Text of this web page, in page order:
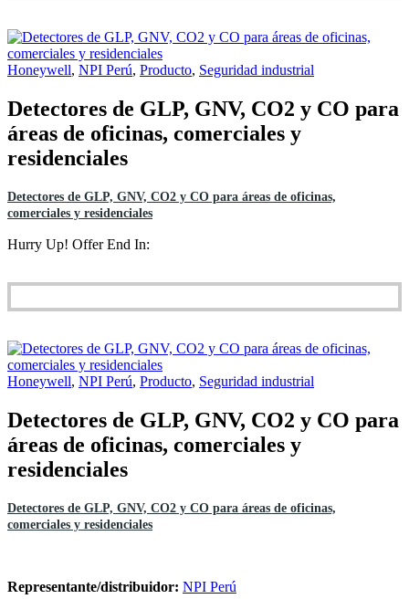
Honeywell, NPI Perú, Producto, Seguridad industrial
Detectores de GLP, GNV, CO2 y CO para
áreas de oficinas, comerciales y
residenciales
Detectores de GLP, GNV, CO2 y CO para áreas de oficinas,
comerciales y residenciales
Hurry Up! Offer End In:
Honeywell, NPI Perú, Producto, Seguridad industrial
Detectores de GLP, GNV, CO2 y CO para
áreas de oficinas, comerciales y
residenciales
Detectores de GLP, GNV, CO2 y CO para áreas de oficinas,
comerciales y residenciales
Representante/distribuidor: NPI Perú